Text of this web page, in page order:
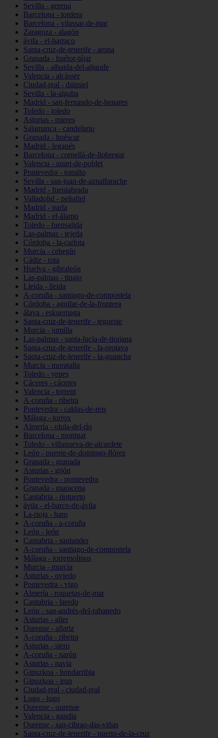
Sevilla - gerena
Barcelona - tordera
Barcelona - vilassar-de-mar
Zaragoza - alagón
ávila - el-barraco
Santa-cruz-de-tenerife - arona
Granada - huétor-tájar
Sevilla - albaida-del-aljarafe
Valencia - alcàsser
Ciudad-real - daimiel
Sevilla - la-algaba
Madrid - san-fernando-de-henares
Toledo - toledo
Asturias - mieres
Salamanca - candelario
Granada - huéscar
Madrid - leganés
Barcelona - cornellà-de-llobregat
Valencia - quart-de-poblet
Pontevedra - tomiño
Sevilla - san-juan-de-aznalfarache
Madrid - fuenlabrada
Valladolid - peñafiel
Madrid - parla
Madrid - el-álamo
Toledo - fuensalida
Las-palmas - tejeda
Córdoba - la-carlota
Murcia - cehegín
Cádiz - rota
Huelva - gibraleón
Las-palmas - tinajo
Lleida - lleida
A-coruña - santiago-de-compostela
Córdoba - aguilar-de-la-frontera
álava - eskuernaga
Santa-cruz-de-tenerife - tegueste
Murcia - jumilla
Las-palmas - santa-lucía-de-tirajana
Santa-cruz-de-tenerife - la-orotava
Santa-cruz-de-tenerife - la-guancha
Murcia - moratalla
Toledo - yepes
Cáceres - cáceres
Valencia - torrent
A-coruña - ribeira
Pontevedra - caldas-de-reis
Málaga - torrox
Almería - olula-del-río
Barcelona - montgat
Toledo - villanueva-de-alcardete
León - puente-de-domingo-flórez
Granada - granada
Asturias - gijón
Pontevedra - pontevedra
Granada - maracena
Cantabria - riotuerto
ávila - el-barco-de-ávila
La-rioja - haro
A-coruña - a-coruña
León - león
Cantabria - santander
A-coruña - santiago-de-compostela
Málaga - torremolinos
Murcia - murcia
Asturias - oviedo
Pontevedra - vigo
Almería - roquetas-de-mar
Cantabria - laredo
León - san-andrés-del-rabanedo
Asturias - aller
Ourense - allariz
A-coruña - ribeira
Asturias - siero
A-coruña - narón
Asturias - navia
Gipuzkoa - hondarribia
Gipuzkoa - irun
Ciudad-real - ciudad-real
Lugo - lugo
Ourense - ourense
Valencia - gandia
Ourense - san-cibrao-das-viñas
Santa-cruz-de-tenerife - puerto-de-la-cruz